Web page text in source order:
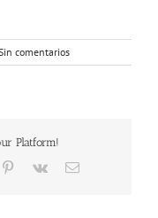
comentarios
Platform!
Pinterest
Vk
Correo